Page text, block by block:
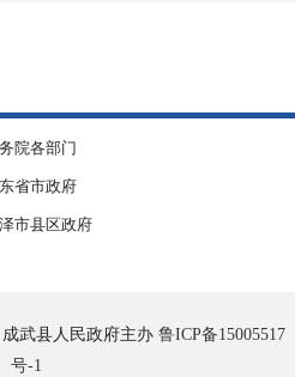
院各部门
省市政府
市县区政府
成武县人民政府主办 鲁ICP备15005517
号-1